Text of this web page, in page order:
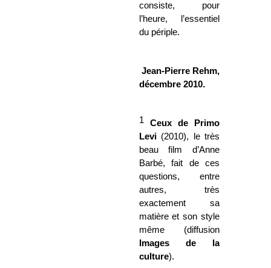
consiste, pour
l’heure, l’essentiel
du périple.
Jean-Pierre Rehm,
décembre 2010.
1 Ceux de Primo
Levi (2010), letrès
beau film d’Anne
Barbé, fait de ces
questions, entre
autres, très
exactement sa
matière et son style
même (diffusion
Images de la
culture).